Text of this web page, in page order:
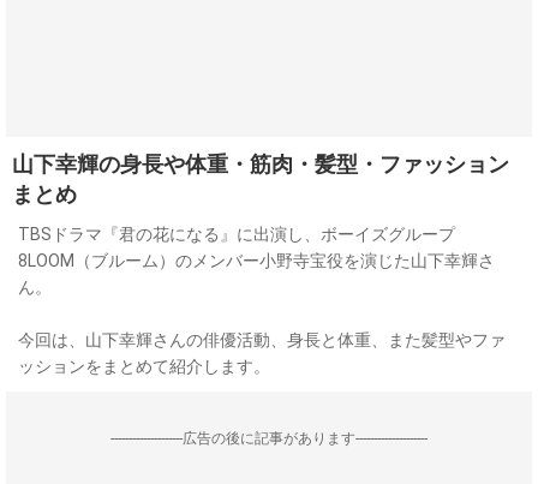
山下幸輝の身長や体重・筋肉・髪型・ファッション
まとめ
TBSドラマ『君の花になる』に出演し、ボーイズグループ
8LOOM（ブルーム）のメンバー小野寺宝役を演じた山下幸輝さ
ん。
今回は、山下幸輝さんの俳優活動、身長と体重、また髪型やファ
ッションをまとめて紹介します。
--------------------広告の後に記事があります--------------------